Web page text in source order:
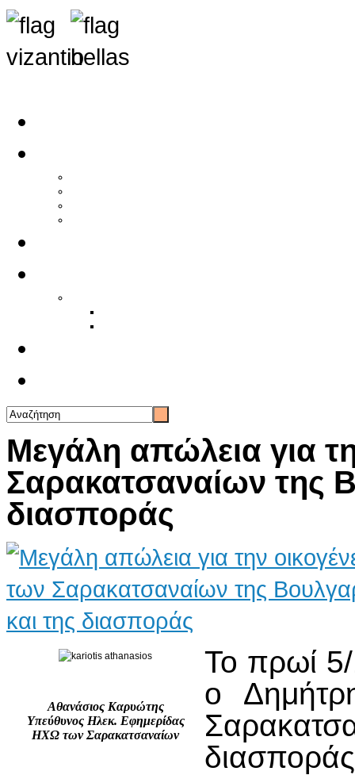
Μεγάλη απώλεια για
Σαρακατσαναίων της
διασποράς
Αθανάσιος Καρυώτης
Υπεύθυνος Ηλεκ. Εφημερίδας
ΗΧΩ των Σαρακατσαναίων
Το πρωί
ο